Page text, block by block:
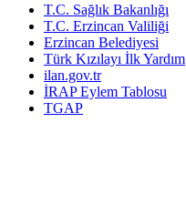
T.C. Sağlık Bakanlığı
T.C. Erzincan Valiliği
Erzincan Belediyesi
Türk Kızılayı İlk Yardım
ilan.gov.tr
İRAP Eylem Tablosu
TGAP